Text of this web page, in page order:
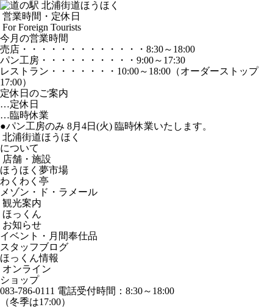
営業時間・定休日
For Foreign Tourists
今月の営業時間
売店 ・・・・・・・・・・・・・ 8:30～18:00
パン工房 ・・・・・・・・・・ 9:00～17:30
レストラン ・・・・・・・ 10:00～18:00 （オーダーストップ
17:00）
定休日のご案内
…定休日
…臨時休業
●パン工房のみ 8月4日(火) 臨時休業いたします。
北浦街道ほうほく
について
店舗・施設
ほうほく夢市場
わくわく亭
メゾン・ド・ラメール
観光案内
ほっくん
お知らせ
イベント・月間奉仕品
スタッフブログ
ほっくん情報
オンライン
ショップ
083-786-0111 電話受付時間：8:30～18:00
（冬季は17:00）